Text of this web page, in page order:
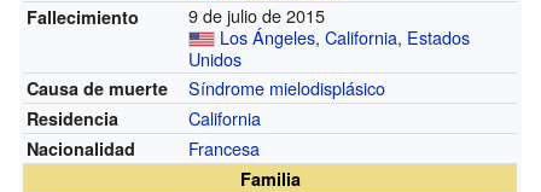
Fallecimiento
9 de julio de 2015
Los Ángeles,California, Estados
Unidos
Causa de muerte Síndrome mielodisplásico
Residencia California
Nacionalidad Francesa
Familia